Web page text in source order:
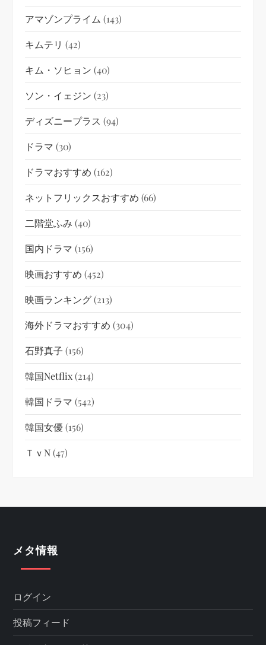
アマゾンプライム (143)
キムテリ (42)
キム・ソヒョン (40)
ソン・イェジン (23)
ディズニープラス (94)
ドラマ (30)
ドラマおすすめ (162)
ネットフリックスおすすめ (66)
二階堂ふみ (40)
国内ドラマ (156)
映画おすすめ (452)
映画ランキング(213)
海外ドラマおすすめ (304)
石野真子 (156)
韓国netflix(214)
韓国ドラマ (542)
韓国女優(156)
ＴｖN(47)
メタ情報
ログイン
投稿フィード